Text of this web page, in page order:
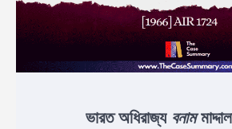
ভারত অধিরাজ্য বনাম